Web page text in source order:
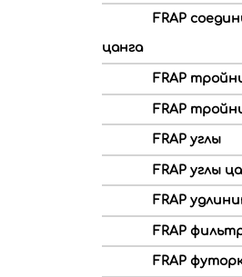
FRAP
цанга
FRAP
FRAP
FRAP углы
FRAP углы
FRAP
FRAP
FRAP